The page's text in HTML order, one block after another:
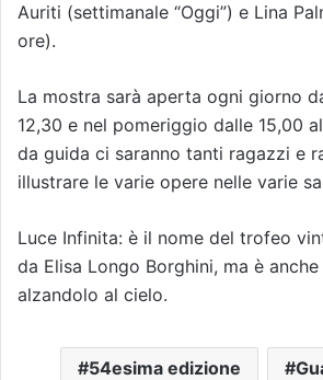
Auriti (settimanale “Oggi”) e Lina
ore).
La mostra sarà aperta ogni giorno
12,30 e nel pomeriggio dalle 15,00
da guida ci saranno tanti ragazzi e
illustrare le varie opere nelle varie
Luce Infinita: è il nome del trofeo
da Elisa Longo Borghini, ma è
alzandolo al cielo.
54esima edizione